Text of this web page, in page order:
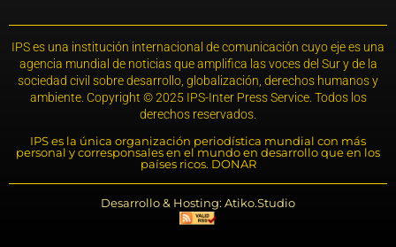
IPS es una institución internacional de comunicación cuyo eje es una
agencia mundial de noticias que amplifica las voces del Sur y de la
sociedad civil sobre desarrollo, globalización, derechos humanos y
ambiente. Copyright © 2025 IPS-Inter Press Service. Todos los
derechos reservados.
IPS es la única organización periodística mundial con más
personal y corresponsales en el mundo en desarrollo que en los
países ricos. DONAR
Desarrollo & Hosting: Atiko.Studio